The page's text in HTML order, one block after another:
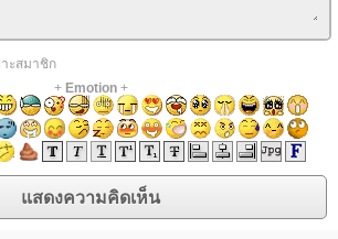
ะสมาชิก
+ Emotion+